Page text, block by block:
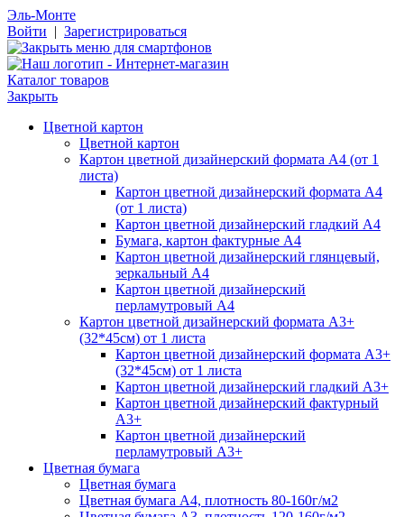
Эль-Монте
Войти | Зарегистрироваться
Каталог товаров
Закрыть
Цветной картон
Цветной картон
Картон цветной дизайнерский формата А4 (от 1
листа)
Картон цветной дизайнерский формата А4
(от 1 листа)
Картон цветной дизайнерский гладкий А4
Бумага, картон фактурные А4
Картон цветной дизайнерский глянцевый,
зеркальный А4
Картон цветной дизайнерский
перламутровый А4
Картон цветной дизайнерский формата А3+
(32*45см) от 1 листа
Картон цветной дизайнерский формата А3+
(32*45см) от 1 листа
Картон цветной дизайнерский гладкий А3+
Картон цветной дизайнерский фактурный
А3+
Картон цветной дизайнерский
перламутровый А3+
Цветная бумага
Цветная бумага
Цветная бумага А4, плотность 80-160г/м2